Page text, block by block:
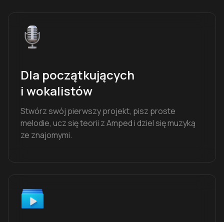
Dla początkujących
i wokalistów
Stwórz swój pierwszy projekt, pisz proste
melodie, ucz się teorii z Amped i dziel się muzyką
ze znajomymi.